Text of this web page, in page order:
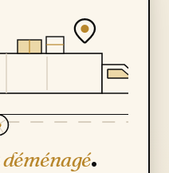
déménagé.